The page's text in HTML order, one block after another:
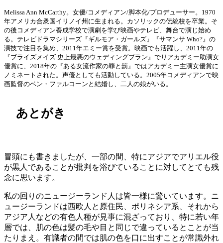
Melissa Ann McCarthy。女優/コメディアン/脚本化/プロデューサー。1970
年アメリカ合衆国イリノイ州に生まれる。カソリックの伝統校を卒業。そ
の後コメディアン養成学校で演劇を学び映画やテレビ、舞台で演じ始め
る。テレビドラマシリーズ『ギルモア・ガールズ』『サマンサ Who?』の
演技で注目を集め、2011年エミー賞を受賞。映画でも活躍し、2011年の
『ブライズメイズ 史上最悪のウェディングプラン』でりアカデミー助演女
優賞に、2018年の『ある女流作家の罪と罰』ではアカデミー主演女優賞に
ノミネートされた。声優としても活動している。2005年コメディアンで映
画監督のベン・ファルコーンと結婚し、二人の娘がいる。
あとがき
冒頭にも書きましたが、一部の間、特にアジアでアリエル役
が黒人であることが批判を浴びていることに対してとても残
念に思います。
私の回りのニュージーランド人は皆一様に驚いています。ニ
ュージーランドは西欧人と原住民、ポリネシア系、それから
アジア人などの有色人種が見事に混ざっており、特に若い年
層では、肌の色は髪の毛や目と同じで違っているとことが当
たりまえ。有識者の間では肌の色を口に出すことが常識外れ